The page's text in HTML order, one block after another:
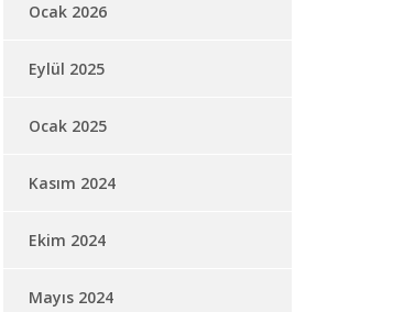
Ocak 2026
Eylül 2025
Ocak 2025
Kasım 2024
Ekim 2024
Mayıs 2024